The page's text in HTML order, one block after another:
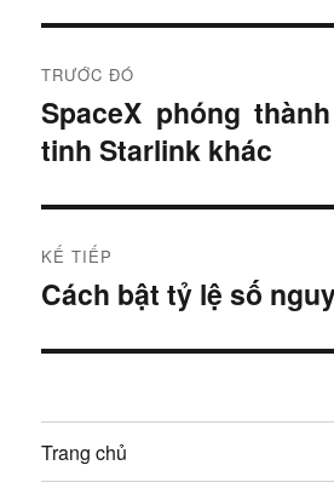
i
ề
u
h
ư
ớ
g
TRƯỚC ĐÓ
B
à
t
r
ư
ớ
c
SpaceX phóng
tinh Starlink khác
KẾ TIẾP
B
i
i
ế
Cách bật tỷ lệ số
Trang chủ